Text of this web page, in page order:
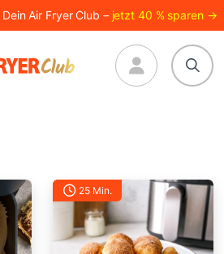
Dein Air Fryer Club – jetzt 40 % sparen →
25 Min.